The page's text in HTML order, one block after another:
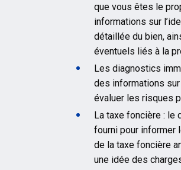
que vous êtes le
informations sur
détaillée du bien,
éventuels liés à la
Les diagnostics
des informations
évaluer les risques
La taxe foncière : le
fourni pour informer
de la taxe foncière
une idée des